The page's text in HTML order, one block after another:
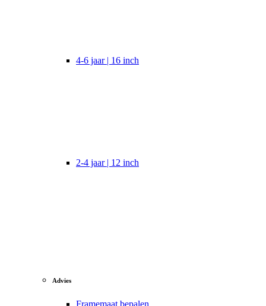
4-6 jaar | 16 inch
2-4 jaar | 12 inch
Advies
Framemaat bepalen